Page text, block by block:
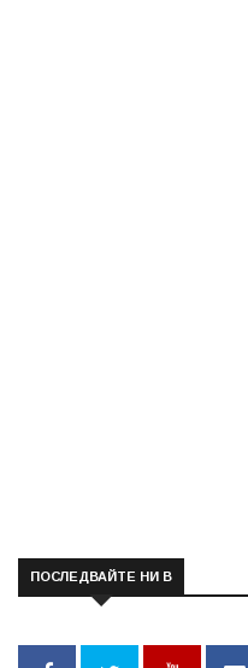
ПОСЛЕДВАЙТЕ НИ В